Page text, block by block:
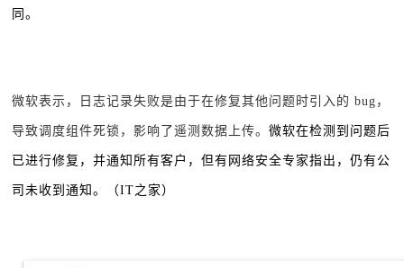
同。
微软表示，日志记录失败是由于在修复其他问题时引入的 bug，
导致调度组件死锁，影响了遥测数据上传。 微软在检测到问题后
已进行修复，并通知所有客户，但有网络安全专家指出，仍有公
司未收到通知。（IT之家 ）